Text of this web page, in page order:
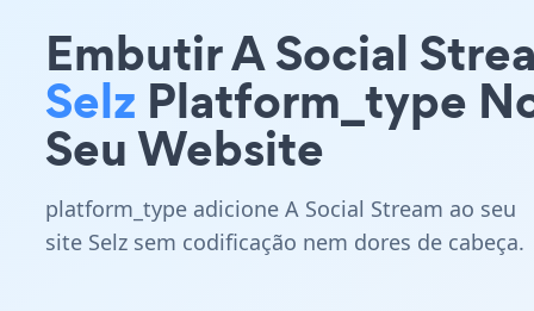
Embutir A Social
Selz Platform_type
Seu Website
platform_type adicione A Social Stream ao seu
site Selz sem codificação nem dores de cabeça.